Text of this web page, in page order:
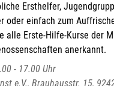
Ersthelfer,
oder einfach zum
alle Erste-Hilfe-Kurse der
anerkannt.
- 17.00 Uhr
e.V., Brauhausstr. 15,